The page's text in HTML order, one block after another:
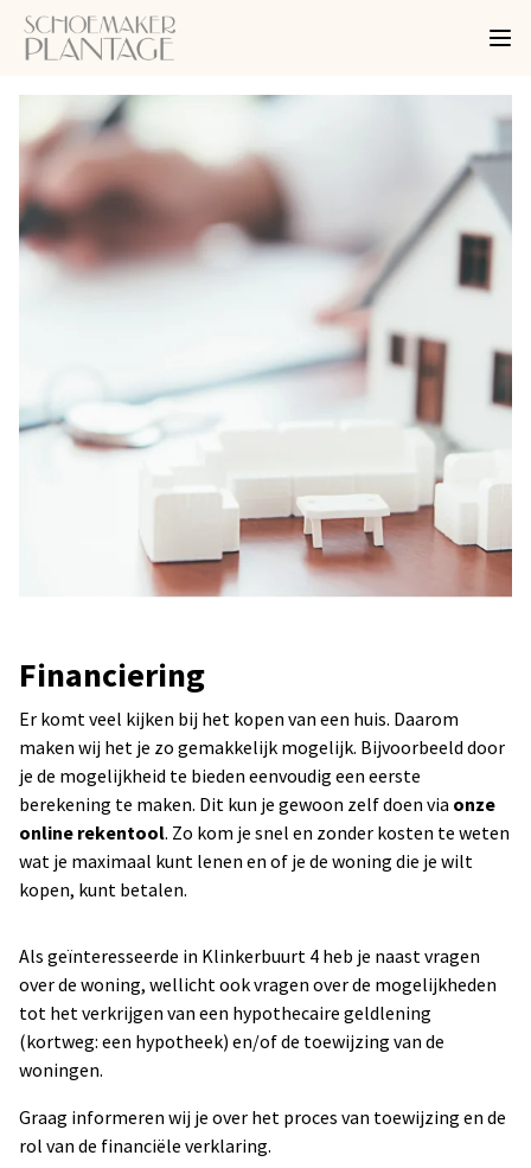
Financiering
Er komt veel kijken bij het kopen van een huis. Daarom
maken wij het je zo gemakkelijk mogelijk. Bijvoorbeeld door
je de mogelijkheid te bieden eenvoudig een eerste
berekening te maken. Dit kun je gewoon zelf doen via onze
online rekentool. Zo kom je snel en zonder kosten te weten
wat je maximaal kunt lenen en of je de woning die je wilt
kopen, kunt betalen.
Als geïnteresseerde in Klinkerbuurt 4 heb je naast vragen
over de woning, wellicht ook vragen over de mogelijkheden
tot het verkrijgen van een hypothecaire geldlening
(kortweg: een hypotheek) en/of de toewijzing van de
woningen.
Graag informeren wij je over het proces van toewijzing en de
rol van de financiële verklaring.